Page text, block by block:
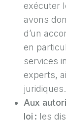
exécuter
avons
d’un
en
services
experts,
juridiques.
Aux
loi : les